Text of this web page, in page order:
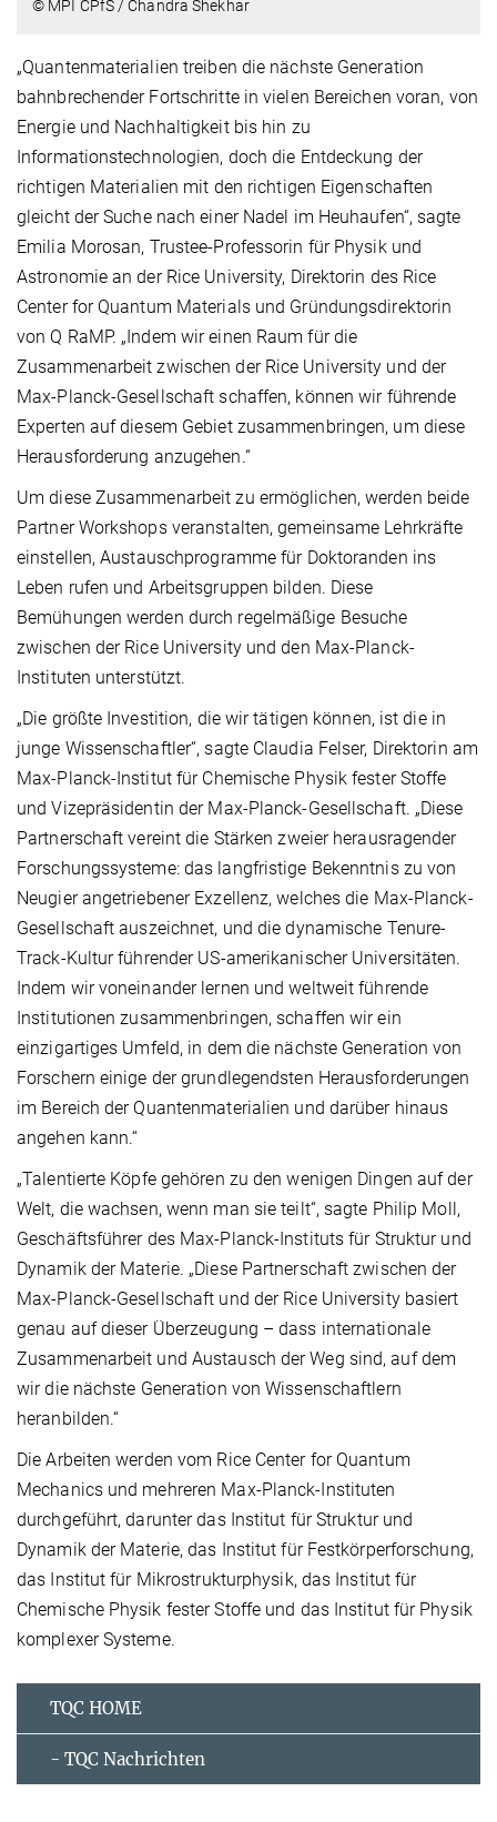
© MPI CPfS / Chandra Shekhar
„Quantenmaterialien treiben die nächste Generation
bahnbrechender Fortschritte in vielen Bereichen voran, von
Energie und Nachhaltigkeit bis hin zu
Informationstechnologien, doch die Entdeckung der
richtigen Materialien mit den richtigen Eigenschaften
gleicht der Suche nach einer Nadel im Heuhaufen“, sagte
Emilia Morosan, Trustee-Professorin für Physik und
Astronomie an der Rice University, Direktorin des Rice
Center for Quantum Materials und Gründungsdirektorin
von Q RaMP. „Indem wir einen Raum für die
Zusammenarbeit zwischen der Rice University und der
Max-Planck-Gesellschaft schaffen, können wir führende
Experten auf diesem Gebiet zusammenbringen, um diese
Herausforderung anzugehen.“
Um diese Zusammenarbeit zu ermöglichen, werden beide
Partner Workshops veranstalten, gemeinsame Lehrkräfte
einstellen, Austauschprogramme für Doktoranden ins
Leben rufen und Arbeitsgruppen bilden. Diese
Bemühungen werden durch regelmäßige Besuche
zwischen der Rice University und den Max-Planck-
Instituten unterstützt.
„Die größte Investition, die wir tätigen können, ist die in
junge Wissenschaftler“, sagte Claudia Felser, Direktorin am
Max-Planck-Institut für Chemische Physik fester Stoffe
und Vizepräsidentin der Max-Planck-Gesellschaft. „Diese
Partnerschaft vereint die Stärken zweier herausragender
Forschungssysteme: das langfristige Bekenntnis zu von
Neugier angetriebener Exzellenz, welches die Max-Planck-
Gesellschaft auszeichnet, und die dynamische Tenure-
Track-Kultur führender US-amerikanischer Universitäten.
Indem wir voneinander lernen und weltweit führende
Institutionen zusammenbringen, schaffen wir ein
einzigartiges Umfeld, in dem die nächste Generation von
Forschern einige der grundlegendsten Herausforderungen
im Bereich der Quantenmaterialien und darüber hinaus
angehen kann.“
„Talentierte Köpfe gehören zu den wenigen Dingen auf der
Welt, die wachsen, wenn man sie teilt“, sagte Philip Moll,
Geschäftsführer des Max-Planck-Instituts für Struktur und
Dynamik der Materie. „Diese Partnerschaft zwischen der
Max-Planck-Gesellschaft und der Rice University basiert
genau auf dieser Überzeugung – dass internationale
Zusammenarbeit und Austausch der Weg sind, auf dem
wir die nächste Generation von Wissenschaftlern
heranbilden.“
Die Arbeiten werden vom Rice Center for Quantum
Mechanics und mehreren Max-Planck-Instituten
durchgeführt, darunter das Institut für Struktur und
Dynamik der Materie, das Institut für Festkörperforschung,
das Institut für Mikrostrukturphysik, das Institut für
Chemische Physik fester Stoffe und das Institut für Physik
komplexer Systeme.
TQC HOME
- TQC Nachrichten